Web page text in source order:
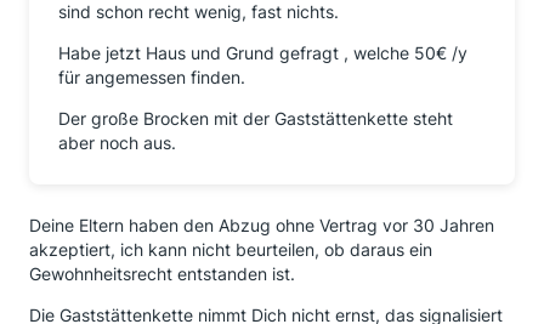
sind schon recht wenig, fast nichts.
Habe jetzt Haus und Grund gefragt , welche 50€ /y
für angemessen finden.
Der große Brocken mit der Gaststättenkette steht
aber noch aus.
Deine Eltern haben den Abzug ohne Vertrag vor 30 Jahren
akzeptiert, ich kann nicht beurteilen, ob daraus ein
Gewohnheitsrecht entstanden ist.
Die Gaststättenkette nimmt Dich nicht ernst, das signalisiert